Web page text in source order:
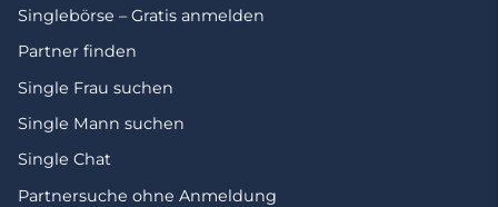
Singlebörse – Gratis anmelden
Partner finden
Single Frau suchen
Single Mann suchen
Single Chat
Partnersuche ohne Anmeldung